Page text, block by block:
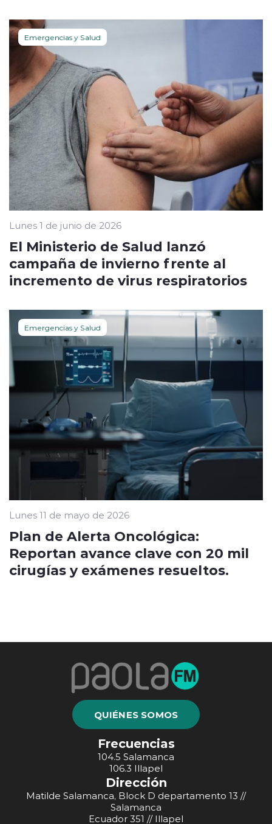
Emergencias y Salud
Lunes 1 de junio de 2026
El Ministerio de Salud lanzó
campaña de invierno frente al
incremento de virus respiratorios
Emergencias y Salud
Lunes 11 de mayo de 2026
Plan de Alerta Oncológica:
Reportan avance clave con 20 mil
cirugías y exámenes resueltos.
QUIÉNES SOMOS
Frecuencias
104.5 Salamanca
106.3 Illapel
Dirección
Matilde Salamanca, Block D departamento 13 //
Salamanca
Ecuador 351 // Illapel